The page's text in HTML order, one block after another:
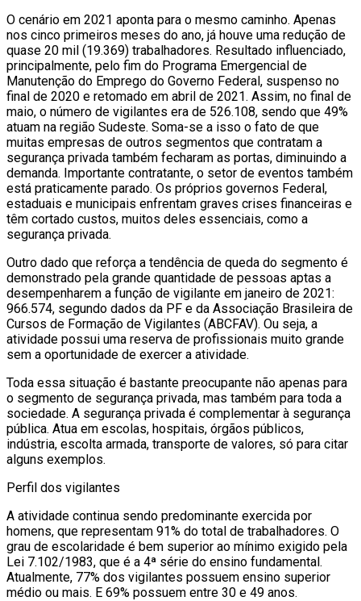
O cenário em 2021 aponta para o mesmo caminho. Apenas
nos cinco primeiros meses do ano, já houve uma redução de
quase 20 mil (19.369) trabalhadores. Resultado influenciado,
principalmente, pelo fim do Programa Emergencial de
Manutenção do Emprego do Governo Federal, suspenso no
final de 2020 e retomado em abril de 2021. Assim, no final de
maio, o número de vigilantes era de 526.108, sendo que 49%
atuam na região Sudeste. Soma-se a isso o fato de que
muitas empresas de outros segmentos que contratam a
segurança privada também fecharam as portas, diminuindo a
demanda. Importante contratante, o setor de eventos também
está praticamente parado. Os próprios governos Federal,
estaduais e municipais enfrentam graves crises financeiras e
têm cortado custos, muitos deles essenciais, como a
segurança privada.
Outro dado que reforça a tendência de queda do segmento é
demonstrado pela grande quantidade de pessoas aptas a
desempenharem a função de vigilante em janeiro de 2021:
966.574, segundo dados da PF e da Associação Brasileira de
Cursos de Formação de Vigilantes (ABCFAV). Ou seja, a
atividade possui uma reserva de profissionais muito grande
sem a oportunidade de exercer a atividade.
Toda essa situação é bastante preocupante não apenas para
o segmento de segurança privada, mas também para toda a
sociedade. A segurança privada é complementar à segurança
pública. Atua em escolas, hospitais, órgãos públicos,
indústria, escolta armada, transporte de valores, só para citar
alguns exemplos.
Perfil dos vigilantes
A atividade continua sendo predominante exercida por
homens, que representam 91% do total de trabalhadores. O
grau de escolaridade é bem superior ao mínimo exigido pela
Lei 7.102/1983, que é a 4ª série do ensino fundamental.
Atualmente, 77% dos vigilantes possuem ensino superior
médio ou mais. E 69% possuem entre 30 e 49 anos.